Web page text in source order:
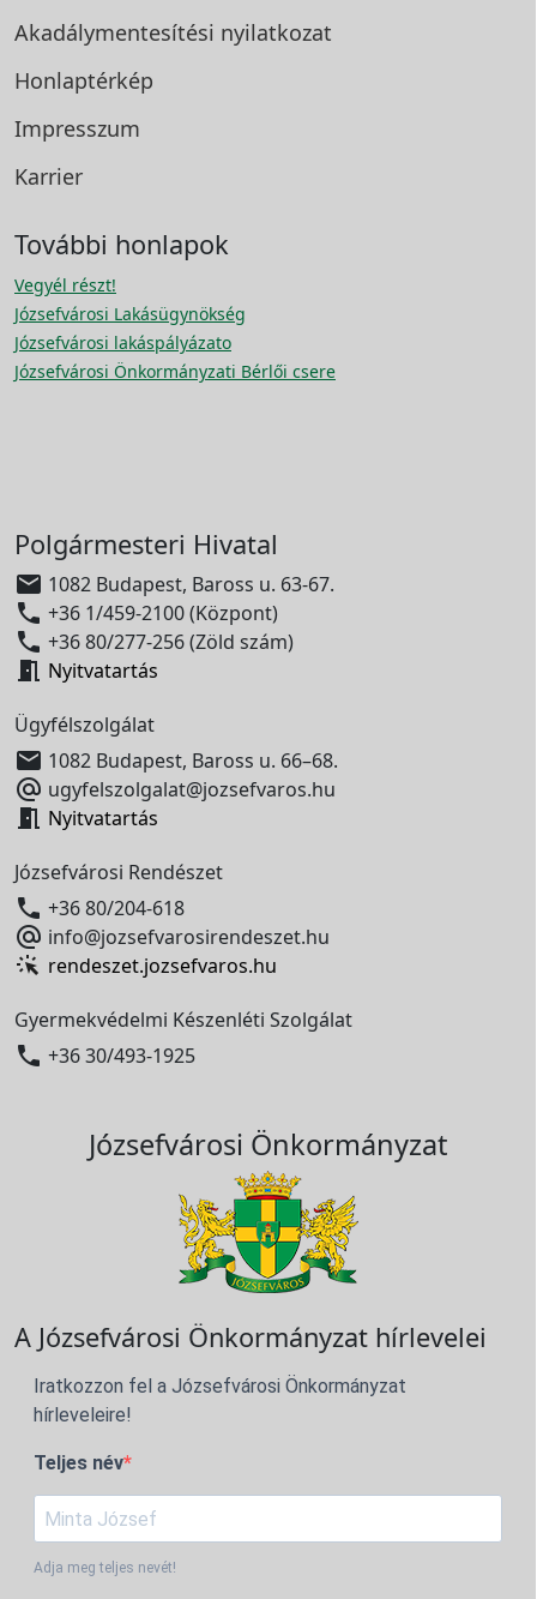
Akadálymentesítési nyilatkozat
Honlaptérkép
Impresszum
Karrier
További honlapok
Vegyél részt!
Józsefvárosi Lakásügynökség
Józsefvárosi lakáspályázato
Józsefvárosi Önkormányzati Bérlői csere
Polgármesteri Hivatal
 1082 Budapest, Baross u. 63-67.
 +36 1/459-2100 (Központ)
 +36 80/277-256 (Zöld szám)
 Nyitvatartás
Ügyfélszolgálat
 1082 Budapest, Baross u. 66–68.
 ugyfelszolgalat@jozsefvaros.hu
 Nyitvatartás
Józsefvárosi Rendészet
 +36 80/204-618
 info@jozsefvarosirendeszet.hu
rendeszet.jozsefvaros.hu
Gyermekvédelmi Készenléti Szolgálat
 +36 30/493-1925
Józsefvárosi Önkormányzat
A Józsefvárosi Önkormányzat hírlevelei
Iratkozzon fel a Józsefvárosi Önkormányzat
hírleveleire!
Teljes név
Adja meg teljes nevét!